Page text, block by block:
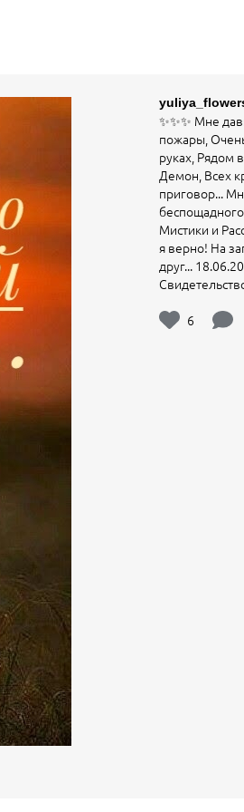
✨✨✨ Мне
пожары,
руках, Рядом
Демон, Всех
приговор...
Мистики и
я верно! На
друг...
6